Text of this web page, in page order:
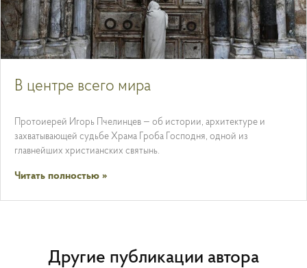
В центре всего мира
Протоиерей Игорь Пчелинцев — об истории, архитектуре и
захватывающей судьбе Храма Гроба Господня, одной из
главнейших христианских святынь.
Читать полностью »
Другие публикации автора